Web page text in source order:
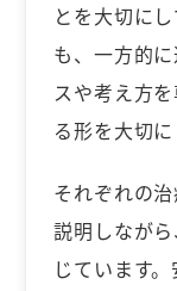
とを大切に
も、一方的
スや考え方
る形を大切に
それぞれの
説明しなが
じています